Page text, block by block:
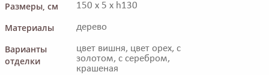
Размеры, см
150 x 5 x h130
Материалы дерево
Варианты
отделки
цвет вишня, цвет орех, с
золотом, с серебром,
крашеная